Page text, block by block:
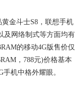
金斗士S8，联想手机
及网络制式等方面均有
的移动4G版售价仅
，788元)价格基本
机中格外耀眼。